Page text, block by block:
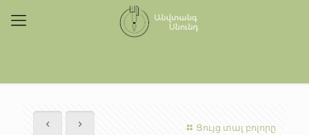
Ցույց տալ բոլորը